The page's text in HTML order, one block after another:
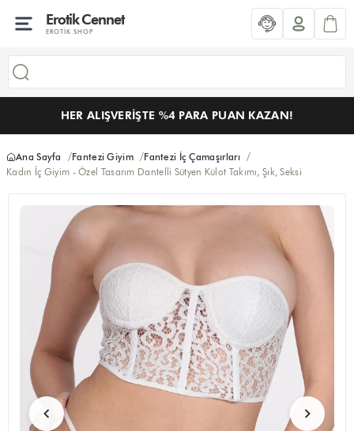
Erotik Cennet
EROTIK SHOP
HER ALIŞVERIŞTE %4 PARA PUAN KAZAN!
Ana Sayfa Fantezi Giyim
Fantezi İç Çamaşırları
Kadın İç Giyim - Özel Tasarım Dantelli Sütyen Külot Takımı, Şık, Seksi